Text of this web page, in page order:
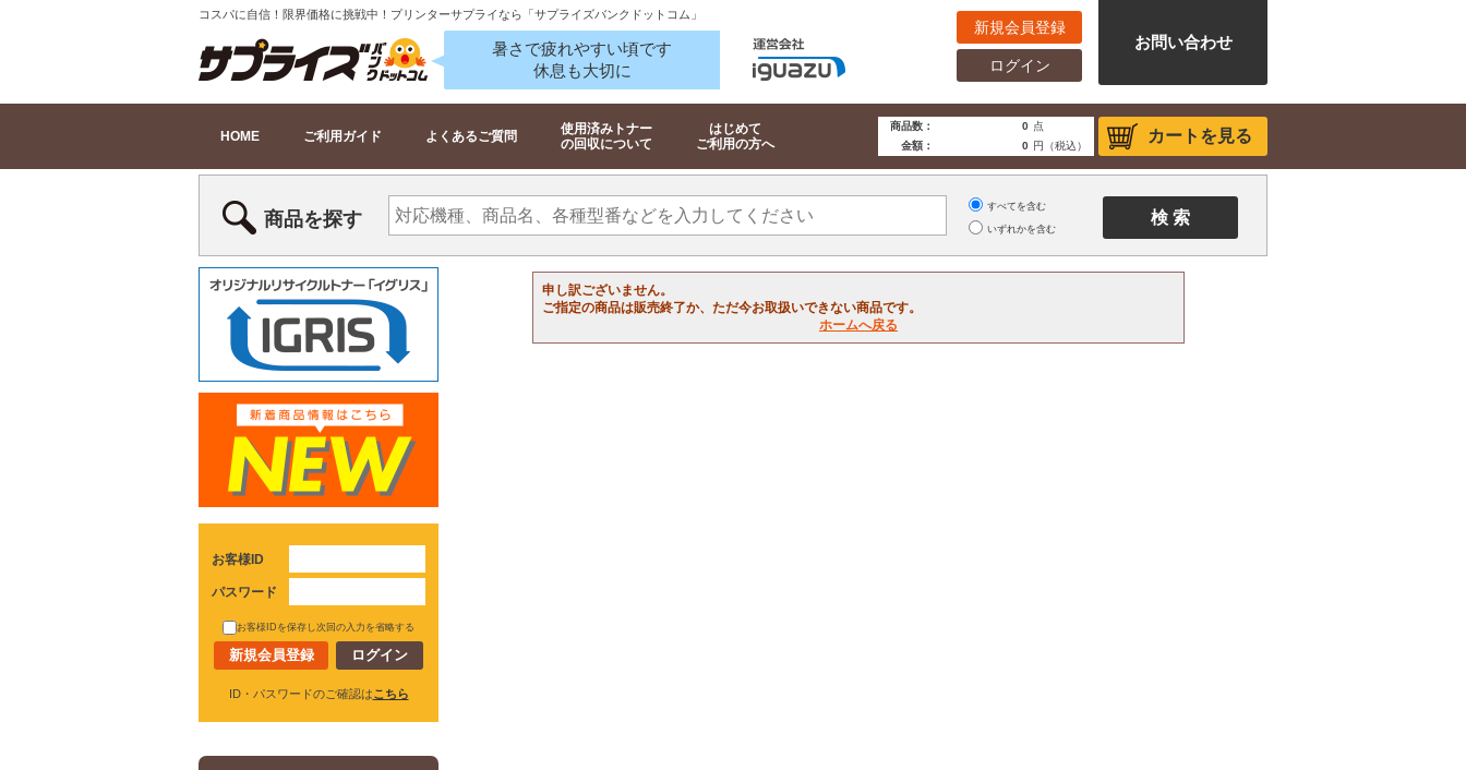
コスパに自信！限界価格に挑戦中！プリンターサプライなら「サプライズバンクドットコム」
暑さで疲れやすい頃です
休息も大切に
新規会員登録
ログイン
お問い合わせ
HOME ご利用ガイド よくあるご質問
使用済みトナー
の回収について
はじめて
ご利用の方へ
カートを見る
商品数： 0 点
金額：
0 円（税込）
商品を探す
すべてを含む
いずれかを含む
申し訳ございません。
ご指定の商品は販売終了か、ただ今お取扱いできない商品です。
ホームへ戻る
お客様ID
パスワード
お客様IDを保存し次回の入力を省略する
新規会員登録
ID・パスワードのご確認はこちら